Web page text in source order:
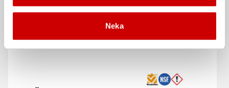
Neka
Kampanj Kampanj